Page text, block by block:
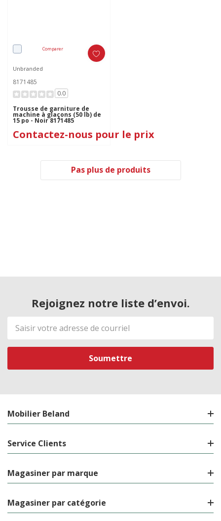
Comparer
Unbranded
8171485
0.0
Trousse de garniture de
machine à glaçons (50 lb) de
15 po - Noir 8171485
Contactez-nous pour le prix
Pas plus de produits
Rejoignez notre liste d’envoi.
Adresse
de
courriel
Mobilier Beland
Service Clients
Magasiner par marque
Magasiner par catégorie